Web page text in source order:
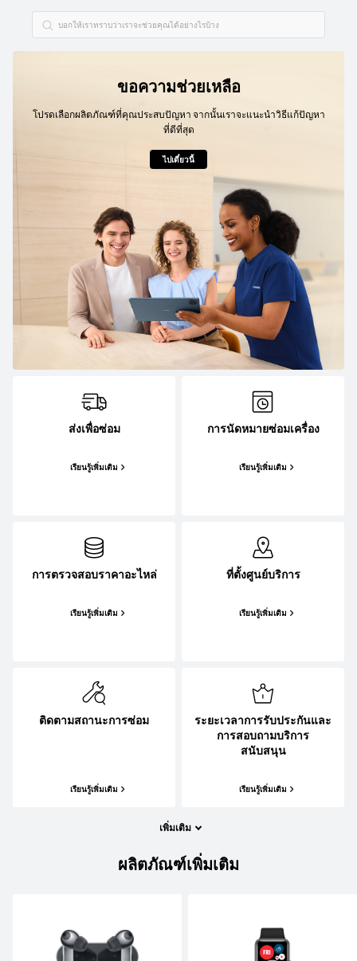
ขอความช่วยเหลือ
โปรดเลือกผลิตภัณฑ์ที่คุณประสบปัญหา จากนั้นเราจะแนะนำวิธีแก้ปัญหา
ที่ดีที่สุด
ไปเดี๋ยวนี้
ส่งเพื่อซ่อม
เรียนรู้เพิ่มเติม
การนัดหมายซ่อมเครื่อง
เรียนรู้เพิ่มเติม
การตรวจสอบราคาอะไหล่
เรียนรู้เพิ่มเติม
ที่ตั้งศูนย์บริการ
เรียนรู้เพิ่มเติม
ติดตามสถานะการซ่อม
เรียนรู้เพิ่มเติม
ระยะเวลาการรับประกันและ
การสอบถามบริการ
สนับสนุน
เรียนรู้เพิ่มเติม
เพิ่มเติม
ผลิตภัณฑ์เพิ่มเติม